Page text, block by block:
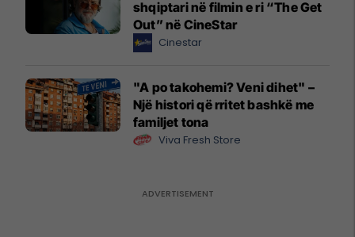
shqiptari në filmin e ri “The Get
Out” në CineStar
Cinestar
"A po takohemi? Veni dihet" –
Një histori që rritet bashkë me
familjet tona
Viva Fresh Store